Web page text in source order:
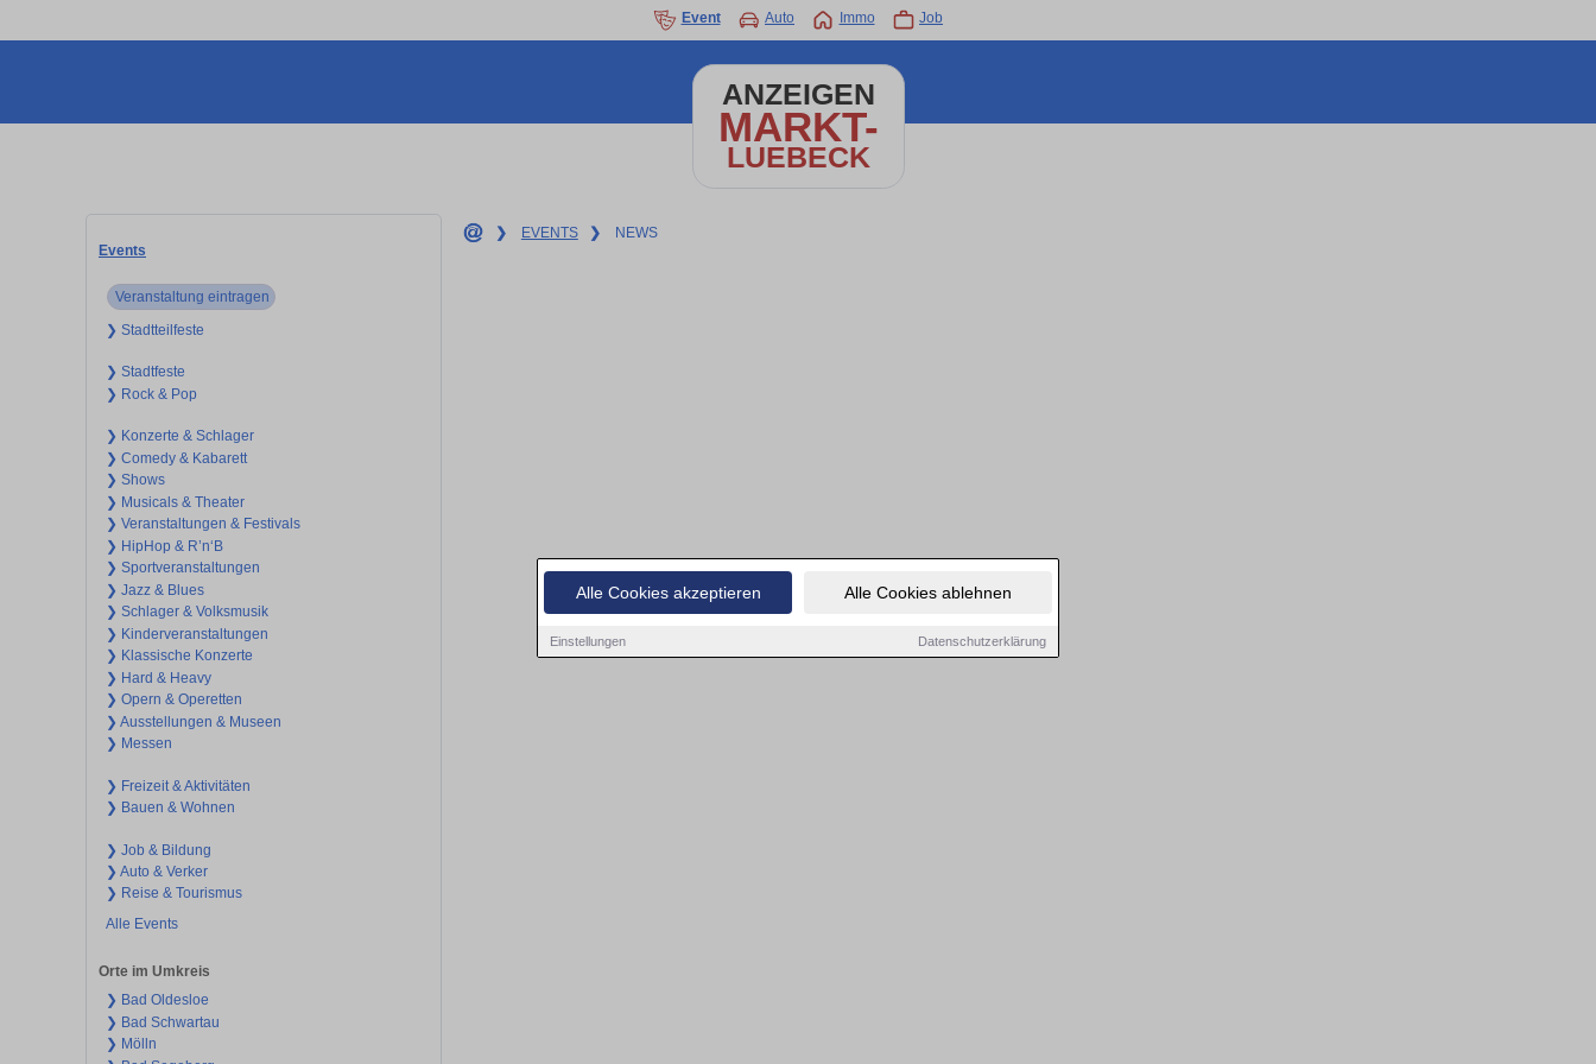
Alle Cookies akzeptieren Alle Cookies ablehnen
Einstellungen Datenschutzerklärung
Event Auto Immo Job
ANZEIGEN
MARKT-
LUEBECK
Events
Veranstaltung eintragen
❯ Stadtteilfeste
❯ Stadtfeste
❯ Rock & Pop
❯ Konzerte & Schlager
❯ Comedy & Kabarett
❯ Shows
❯ Musicals & Theater
❯ Veranstaltungen & Festivals
❯ HipHop & R’n‘B
❯ Sportveranstaltungen
❯ Jazz & Blues
❯ Schlager & Volksmusik
❯ Kinderveranstaltungen
❯ Klassische Konzerte
❯ Hard & Heavy
❯ Opern & Operetten
❯ Ausstellungen & Museen
❯ Messen
❯ Freizeit & Aktivitäten
❯ Bauen & Wohnen
❯ Job & Bildung
❯ Auto & Verker
❯ Reise & Tourismus
Alle Events
Orte im Umkreis
❯ Bad Oldesloe
❯ Bad Schwartau
❯ Mölln
❯ EVENTS ❯ NEWS